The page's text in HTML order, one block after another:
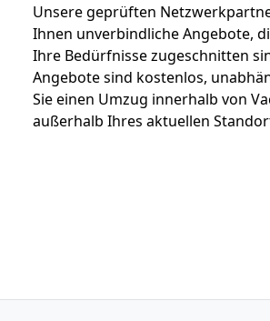
Unsere geprüften
Ihnen unverbindliche Angebote,
Ihre Bedürfnisse zugeschnitten
Angebote sind kostenlos,
Sie einen Umzug innerhalb von
außerhalb Ihres aktuellen